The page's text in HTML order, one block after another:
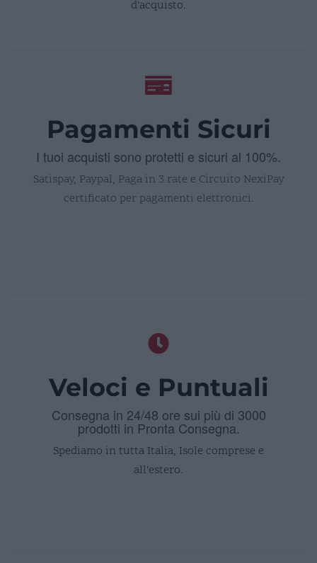
d’acquisto.
Pagamenti Sicuri
I tuoi acquisti sono protetti e sicuri al 100%.
Satispay, Paypal, Paga in 3 rate e Circuito NexiPay
certificato per pagamenti elettronici.
Veloci e Puntuali
Consegna in 24/48 ore sui più di 3000
prodotti in Pronta Consegna.
Spediamo in tutta Italia, Isole comprese e
all’estero.